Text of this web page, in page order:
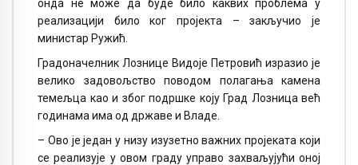
онда не може да буде било каквих проблема у
реализацији било ког пројекта – закључио је
министар Ружић.
Градоначелник Лознице Видоје Петровић изразио је
велико задовољство поводом полагања камена
темељца као и због подршке коју Град Лозница већ
годинама има од државе и Владе.
– Ово је један у низу изузетно важних пројеката који
се реализује у овом граду управо захваљујући оној